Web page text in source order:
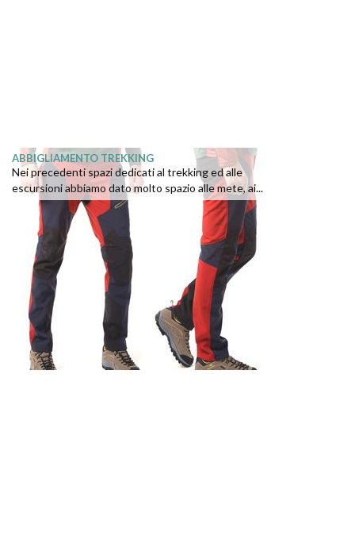
ABBIGLIAMENTO TREKKING
Nei precedenti spazi dedicati al trekking ed alle
escursioni abbiamo dato molto spazio alle mete, ai...